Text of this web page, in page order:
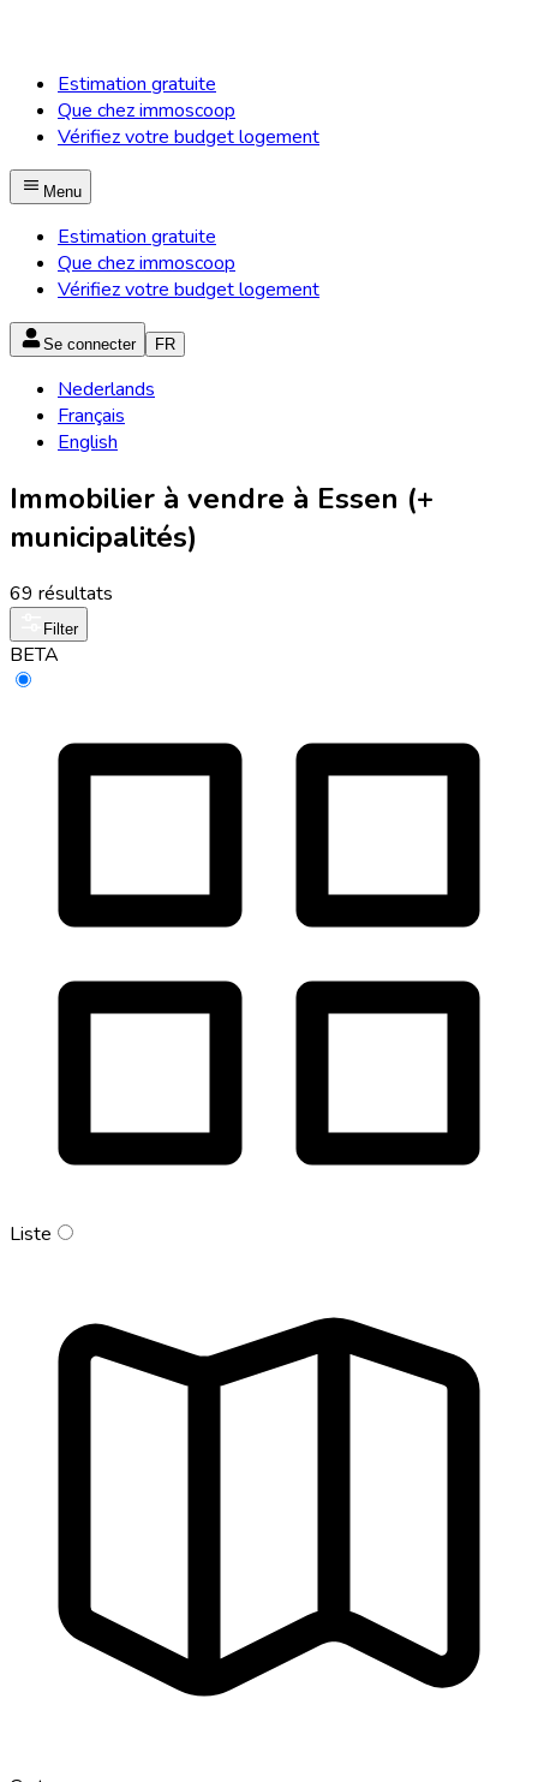
Estimation gratuite
Que chez immoscoop
Vérifiez votre budget logement
Menu
Estimation gratuite
Que chez immoscoop
Vérifiez votre budget logement
Se connecter FR
Nederlands
Français
English
Immobilier à vendre à Essen (+
municipalités)
69 résultats
Filter
BETA
Liste